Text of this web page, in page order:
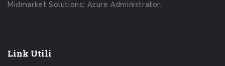
Midmarket Solutions; Azure Administrator.
Link Utili